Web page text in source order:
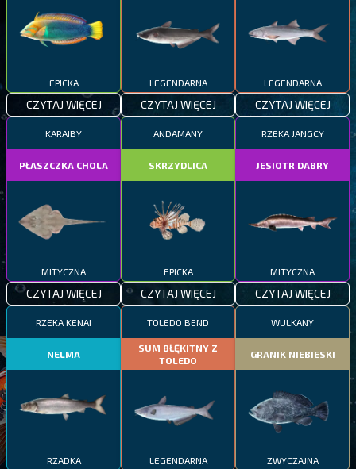
EPICKA
CZYTAJ WIĘCEJ
LEGENDARNA
CZYTAJ WIĘCEJ
LEGENDARNA
CZYTAJ WIĘCEJ
KARAIBY
PŁASZCZKA CHOLA
MITYCZNA
CZYTAJ WIĘCEJ
ANDAMANY
SKRZYDLICA
EPICKA
CZYTAJ WIĘCEJ
RZEKA JANGCY
JESIOTR DABRY
MITYCZNA
CZYTAJ WIĘCEJ
RZEKA KENAI
NELMA
RZADKA
TOLEDO BEND
SUM BŁĘKITNY Z
TOLEDO
LEGENDARNA
WULKANY
GRANIK NIEBIESKI
ZWYCZAJNA